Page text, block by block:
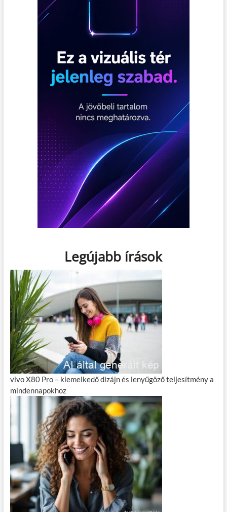
Legújabb írások
vivo X80 Pro – kiemelkedő dizájn és lenyűgöző teljesítmény a
mindennapokhoz